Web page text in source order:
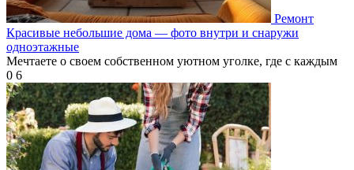
Ремонт
Красивые небольшие дома — фото внутри и снаружи
одноэтажные
Мечтаете о своем собственном уютном уголке, где с каждым
0 6